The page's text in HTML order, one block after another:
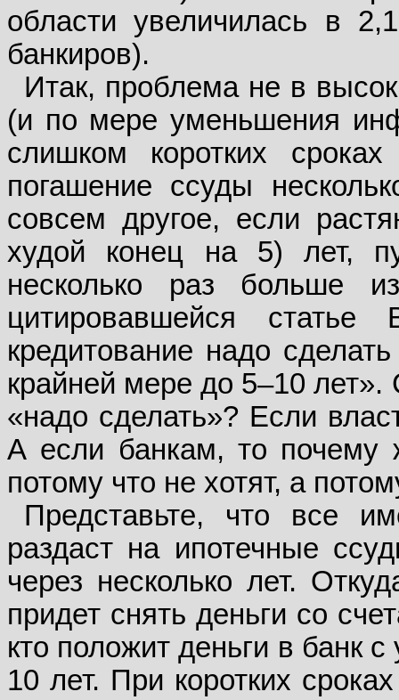
области увеличилась в
банкиров).
Итак, проблема не в
(и по мере уменьшения
слишком коротких
погашение ссуды
совсем другое, если
худой конец на 5) лет,
несколько раз больше
цитировавшейся статье
кредитование надо
крайней мере до 5–10 лет».
«надо сделать»? Если
А если банкам, то
потому что не хотят, а
Представьте, что все
раздаст на ипотечные
через несколько лет.
придет снять деньги со
кто положит деньги в банк
10 лет. При коротких